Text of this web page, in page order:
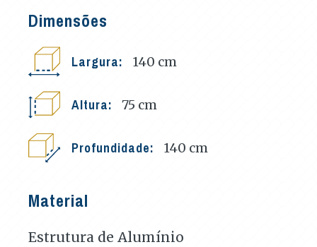
Dimensões
Largura: 140 cm
Altura: 75 cm
Profundidade: 140 cm
Material
Estrutura de Alumínio